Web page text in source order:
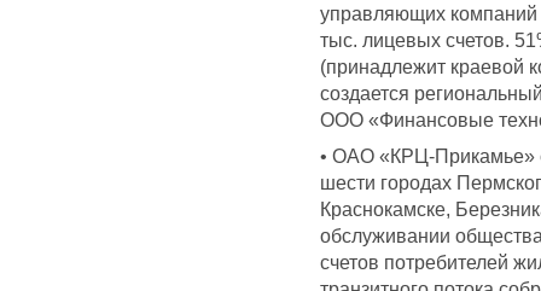
управляющих
тыс. лицевых счетов.
(принадлежит краевой
создается
ООО «Финансовые
• ОАО «КРЦ-Прикамье»
шести городах
Краснокамске,
обслуживании
счетов потребителей